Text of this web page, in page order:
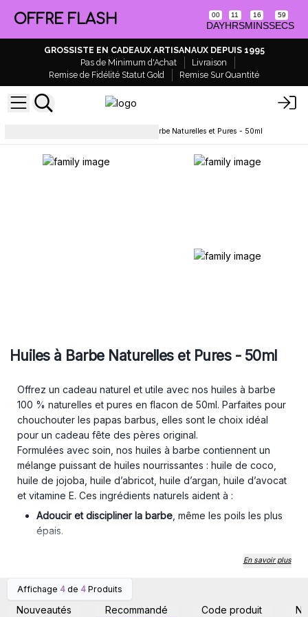
OFFRE FLASH 00
DAY
11
HRS
16
MINS
59
SECS
GROSSISTE EN CADEAUX ARTISANAUX DEPUIS 1995
Pas de Minimum d'Achat
Livraison
Remise de Fidélité Statut Gold
Remise Sur Quantité
Huiles à Barbe Naturelles et Pures - 50ml
Huiles à Barbe Naturelles et Pures - 50ml
Offrez un cadeau naturel et utile avec nos huiles à barbe
100 % naturelles et pures en flacon de 50ml. Parfaites pour
chouchouter les papas barbus, elles sont le choix idéal
pour un cadeau fête des pères original.
Formulées avec soin, nos huiles à barbe contiennent un
mélange puissant de huiles nourrissantes : huile de coco,
huile de jojoba, huile d’abricot, huile d’argan, huile d’avocat
et vitamine E. Ces ingrédients naturels aident à :
Adoucir et discipliner la barbe, même les poils les plus
épais.
applications.
En plus de leur efficacité, ces huiles diffusent un parfum
En savoir plus
Affichage 4 de 4 Produits
Nouveautés Recommandé Code produit
Connectez-vous ou
inscrivez-vous pour
accéder aux prix de gros
inscrivez-vous pour
accéder aux prix de gros